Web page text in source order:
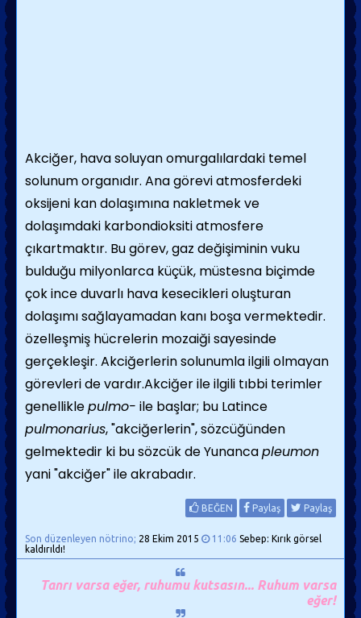
Akciğer, hava soluyan omurgalılardaki temel
solunum organıdır. Ana görevi atmosferdeki
oksijeni kan dolaşımına nakletmek ve
dolaşımdaki karbondioksiti atmosfere
çıkartmaktır. Bu görev, gaz değişiminin vuku
bulduğu milyonlarca küçük, müstesna biçimde
çok ince duvarlı hava kesecikleri oluşturan
dolaşımı sağlayamadan kanı boşa vermektedir.
özelleşmiş hücrelerin mozaiği sayesinde
gerçekleşir. Akciğerlerin solunumla ilgili olmayan
görevleri de vardır.Akciğer ile ilgili tıbbi terimler
genelliklepulmo- ile başlar; bu Latince
pulmonarius, "akciğerlerin", sözcüğünden
gelmektedir ki bu sözcük de Yunancapleumon
yani "akciğer" ile akrabadır.
BEĞEN Paylaş Paylaş
Son düzenleyen nötrino; 28 Ekim 2015 11:06 Sebep: Kırık görsel
kaldırıldı!
Tanrı varsa eğer, ruhumu kutsasın... Ruhum varsa
eğer!